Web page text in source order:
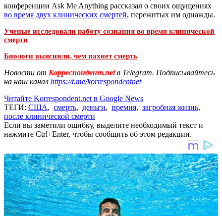
конференции Ask Me Anything рассказал о своих ощущениях
во время двух клинических смертей, пережитых им однажды.
Ученые исследовали работу сознания во время клинической
смерти
Биологи выяснили, чем пахнет смерть
Новости от Корреспондент.netв Telegram. Подписывайтесь
на наш канал https://t.me/korrespondentnet
Читайте Korrespondent.net в Google News
ТЕГИ: США, смерть, деньги, премия, загробная жизнь,
после клинической смерти
Если вы заметили ошибку, выделите необходимый текст и
нажмите Ctrl+Enter, чтобы сообщить об этом редакции.